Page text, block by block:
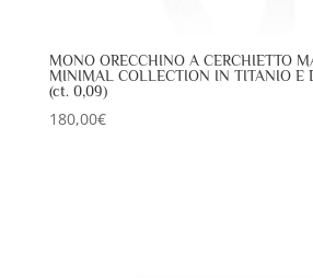
MONO ORECCHINO A CERCHIETTO
MINIMAL COLLECTION IN TITANIO E
(ct. 0,09)
180,00€